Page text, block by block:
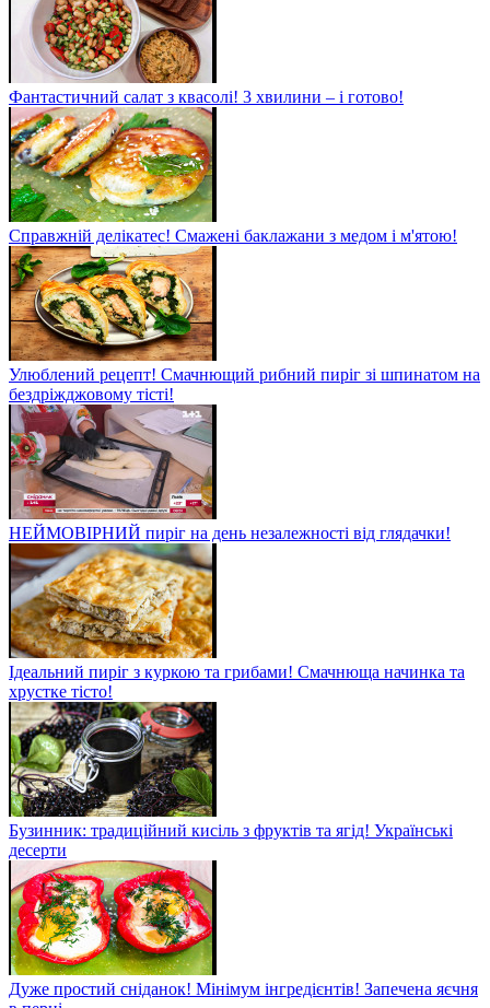
Фантастичний салат з квасолі! 3 хвилини – і готово!
Справжній делікатес! Смажені баклажани з медом і м'ятою!
Улюблений рецепт! Смачнющий рибний пиріг зі шпинатом на
бездріжджовому тісті!
НЕЙМОВІРНИЙ пиріг на день незалежності від глядачки!
Ідеальний пиріг з куркою та грибами! Смачнюща начинка та
хрустке тісто!
Бузинник: традиційний кисіль з фруктів та ягід! Українські
десерти
Дуже простий сніданок! Мінімум інгредієнтів! Запечена яєчня